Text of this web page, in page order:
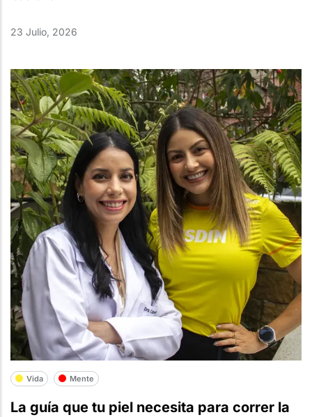
23 Julio, 2026
Vida Mente
La guía que tu piel necesita para correr la